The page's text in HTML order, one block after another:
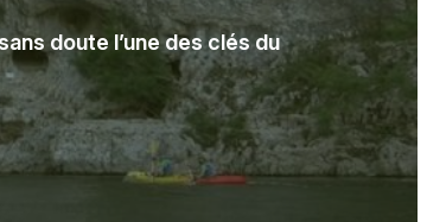
doute l’une des clés du